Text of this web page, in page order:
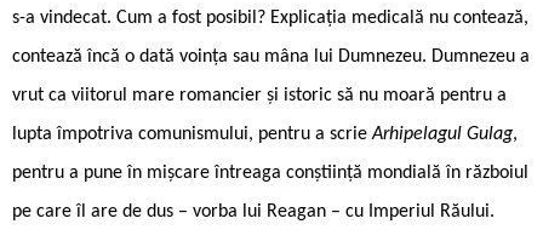
s-a vindecat. Cum a fost posibil? Explicația medicală nu contează,
contează încă o dată voința sau mâna lui Dumnezeu. Dumnezeu a
vrut ca viitorul mare romancier și istoric să nu moară pentru a
lupta împotriva comunismului, pentru a scrieArhipelagul Gulag,
pentru a pune în mișcare întreaga conștiință mondială în războiul
pe care îl are de dus – vorba lui Reagan – cu Imperiul Răului.